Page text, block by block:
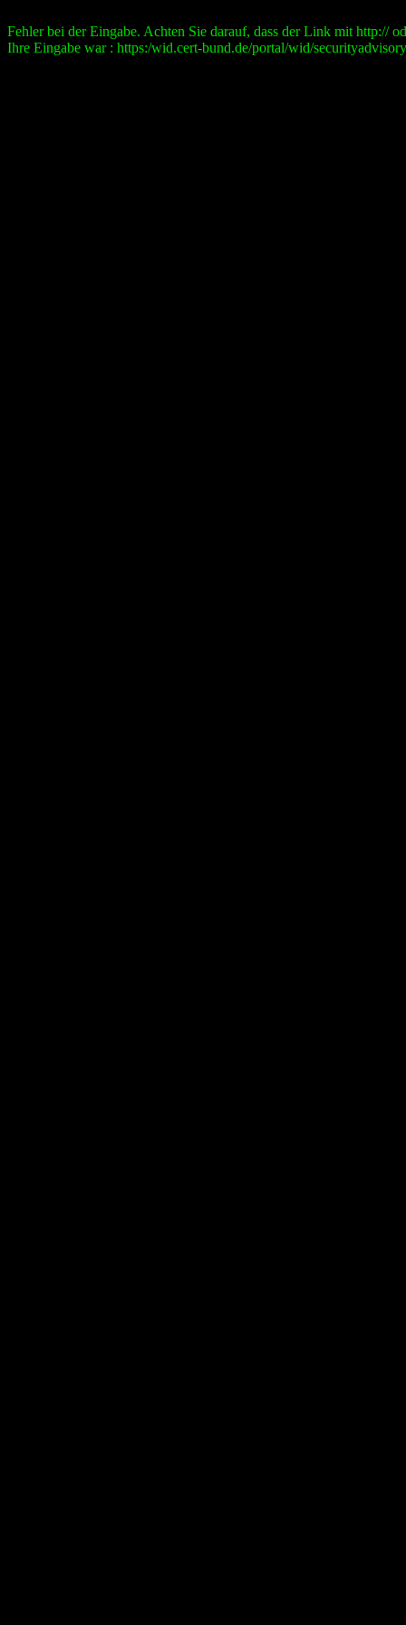
Fehler bei der Eingabe. Achten Sie darauf, dass der Link mit http://
Ihre Eingabe war : https:/wid.cert-bund.de/portal/wid/